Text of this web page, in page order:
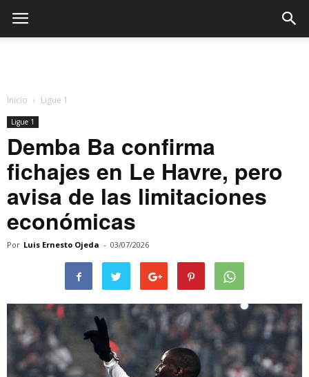
Inicio Ligue 1
Ligue 1
Demba Ba confirma
fichajes en Le Havre, pero
avisa de las limitaciones
económicas
Por Luis Ernesto Ojeda - 03/07/2026